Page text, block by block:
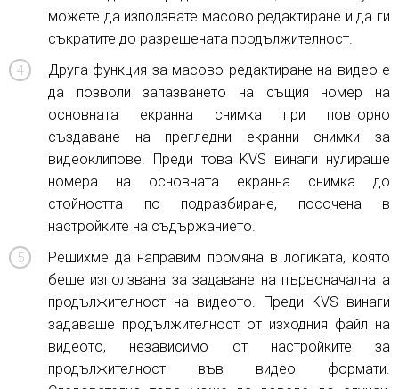
можете да използвате масово редактиране и да ги
съкратите до разрешената продължителност.
Друга функция за масово редактиране на видео е
да позволи запазването на същия номер на
основната екранна снимка при повторно
създаване на прегледни екранни снимки за
видеоклипове. Преди това KVS винаги нулираше
номера на основната екранна снимка до
стойността по подразбиране, посочена в
настройките на съдържанието.
Решихме да направим промяна в логиката, която
беше използвана за задаване на първоначалната
продължителност на видеото. Преди KVS винаги
задаваше продължителност от изходния файл на
видеото, независимо от настройките за
продължителност във видео формати.